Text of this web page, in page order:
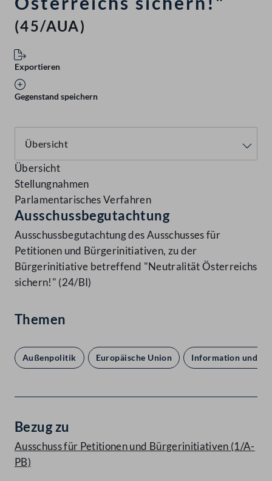
(45/AUA)
Exportieren
Gegenstand speichern
Übersicht
Stellungnahmen
Parlamentarisches Verfahren
Ausschussbegutachtung
Ausschussbegutachtung des Ausschusses für
Petitionen und Bürgerinitiativen, zu der
Bürgerinitiative betreffend "Neutralität Österreichs
sichern!" (24/BI)
Themen
Außenpolitik Europäische Union Information und
Bezug zu
Ausschuss für Petitionen und Bürgerinitiativen (1/A-
PB)